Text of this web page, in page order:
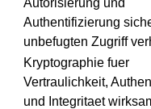
Autorisierung und
Authentifizierung
unbefugten Zugriff
Kryptographie fuer
Vertraulichkeit,
und Integritaet